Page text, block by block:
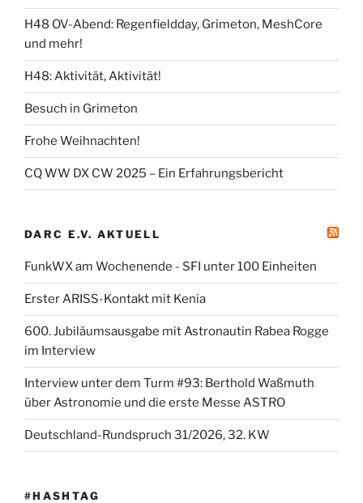
H48 OV-Abend: Regenfieldday, Grimeton, MeshCore
und mehr!
H48: Aktivität, Aktivität!
Besuch in Grimeton
Frohe Weihnachten!
CQ WW DX CW 2025 – Ein Erfahrungsbericht
DARC E.V. AKTUELL
FunkWX am Wochenende - SFI unter 100 Einheiten
Erster ARISS-Kontakt mit Kenia
600. Jubiläumsausgabe mit Astronautin Rabea Rogge
im Interview
Interview unter dem Turm #93: Berthold Waßmuth
über Astronomie und die erste Messe ASTRO
Deutschland-Rundspruch 31/2026, 32. KW
#HASHTAG